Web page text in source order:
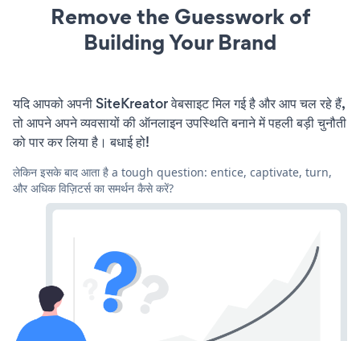
Remove the Guesswork of
Building Your Brand
यदि आपको अपनी SiteKreator वेबसाइट मिल गई है और आप चल रहे हैं,
तो आपने अपने व्यवसायों की ऑनलाइन उपस्थिति बनाने में पहली बड़ी चुनौती
को पार कर लिया है। बधाई हो!
लेकिन इसके बाद आता है a tough question: entice, captivate, turn,
और अधिक विज़िटर्स का समर्थन कैसे करें?